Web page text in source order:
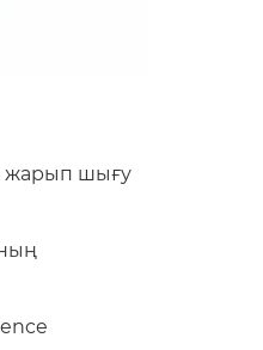
жарып шығу